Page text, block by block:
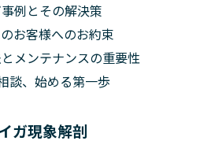
例とその解決策
お客様へのお約束
メンテナンスの重要性
談、始める第一歩
ガ現象解剖